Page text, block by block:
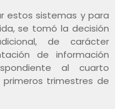
estos sistemas y para
se tomó la decisión
de carácter
de información
al cuarto
trimestres de